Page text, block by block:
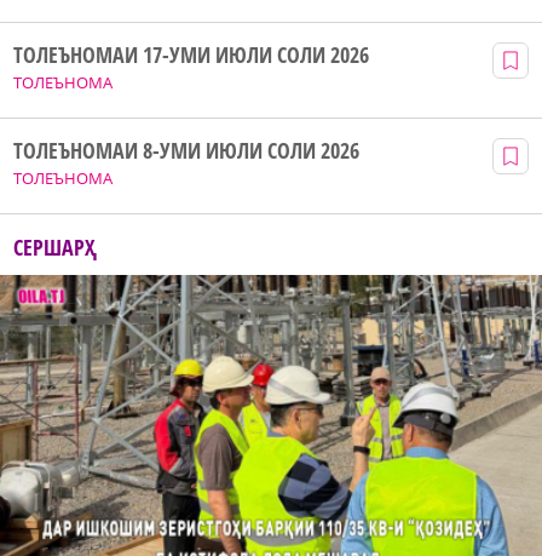
ТОЛЕЪНОМА
ТОЛЕЪНОМАИ 17-УМИ ИЮЛИ СОЛИ 2026
ТОЛЕЪНОМА
ТОЛЕЪНОМАИ 8-УМИ ИЮЛИ СОЛИ 2026
СЕРШАРҲ